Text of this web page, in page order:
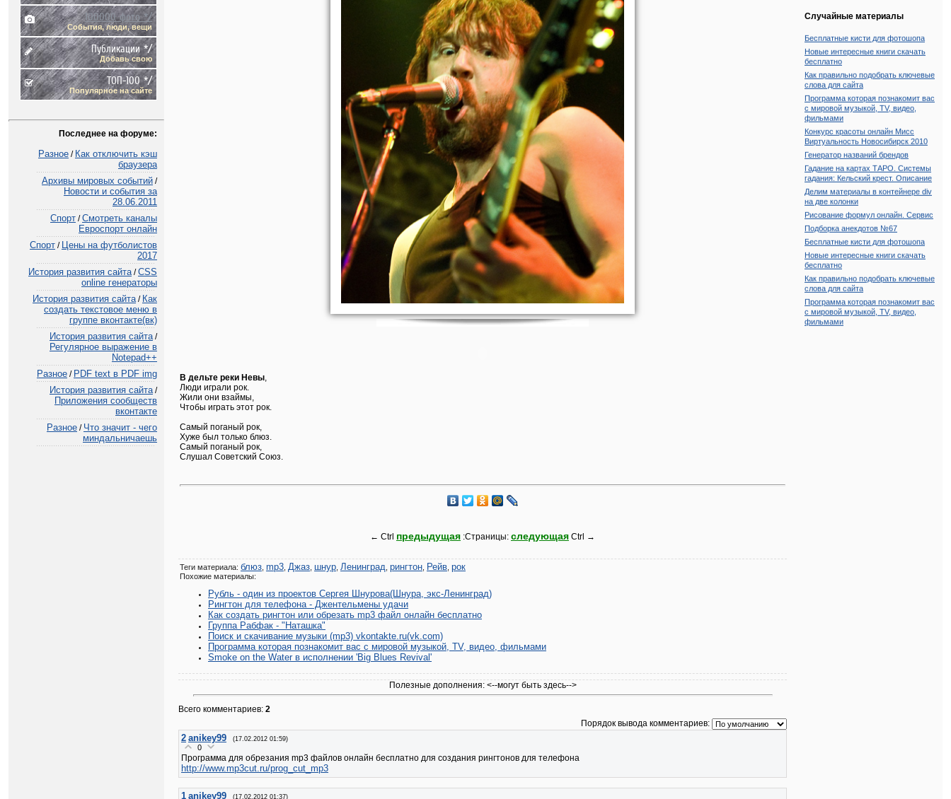
100000 фото */
События, люди, вещи
Публикации */
Добавь свою
ТОП-100 */
Популярное на сайте
Последнее на форуме:
Разное / Как отключить кэш
браузера
Архивы мировых событий /
Новости и события за
28.06.2011
Спорт /Смотреть каналы
Евроспорт онлайн
Спорт / Цены на футболистов
2017
История развития сайта/CSS
online генераторы
История развития сайта/ Как
создать текстовое меню в
группе вконтакте(вк)
История развития сайта/
Регулярное выражение в
Notepad++
Разное / PDF text в PDF img
История развития сайта/
Приложения сообществ
вконтакте
Разное / Что значит - чего
миндальничаешь
В дельте реки Невы
Люди играли рок.
Жили они взаймы,
Чтобы играть этот рок.
Самый поганый рок,
Хуже был только блюз.
Самый поганый рок,
Слушал Советский Союз.
← Ctrl предыдущая :Страницы: следующая Ctrl →
Теги материала: блюз mp3 Джаз шнур Ленинград рингтон Рейв рок
Похожие материалы:
Рубль - один из проектов Сергея Шнурова(Шнура, экс-Ленинград)
Рингтон для телефона - Джентельмены удачи
Как создать рингтон или обрезать mp3 файл онлайн бесплатно
Группа Рабфак - "Наташка"
Поиск и скачивание музыки (mp3) vkontakte.ru(vk.com)
Программа которая познакомит вас с мировой музыкой, TV, видео, фильмами
Smoke on the Water в исполнении 'Big Blues Revival'
Полезные дополнения: <--могут быть здесь-->
Всего комментариев: 2
Порядок вывода комментариев:
2 anikey99 (17.02.2012 01:59)
0
Программа для обрезания mp3 файлов онлайн бесплатно для создания рингтонов для телефона
http://www.mp3cut.ru/prog_cut_mp3
1 anikey99 (17.02.2012 01:37)
Случайные материалы
Подборка анекдотов №67
Бесплатные кисти для фотошопа
Новые интересные книги скачать
бесплатно
Как правильно подобрать ключевые
слова для сайта
Программа которая познакомит вас
с мировой музыкой, TV, видео,
фильмами
Конкурс красоты онлайн Мисс
Виртуальность Новосибирск 2010
Генератор названий брендов
Гадание на картах ТАРО. Системы
гадания: Кельский крест. Описание
Делим материалы в контейнере div
на две колонки
Рисование формул онлайн. Сервис
Подборка анекдотов №67
Бесплатные кисти для фотошопа
Новые интересные книги скачать
бесплатно
Как правильно подобрать ключевые
слова для сайта
Программа которая познакомит вас
с мировой музыкой, TV, видео,
фильмами